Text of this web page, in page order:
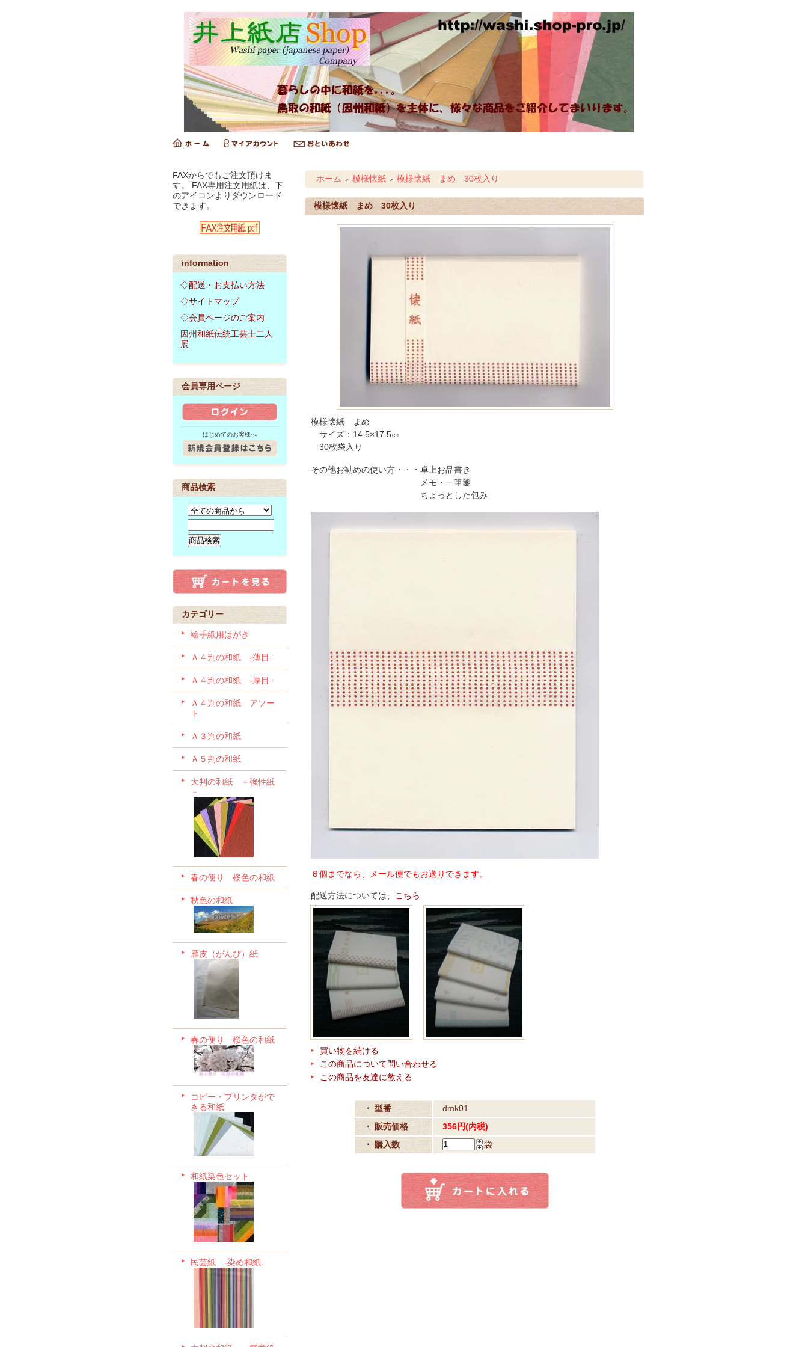
FAXからでもご注文頂けま
す。 FAX専用注文用紙は、下
のアイコンよりダウンロード
できます。
information
◇配送・お支払い方法
◇サイトマップ
◇会員ページのご案内
因州和紙伝統工芸士二人
展
会員専用ページ
はじめてのお客様へ
商品検索
カテゴリー
絵手紙用はがき
Ａ４判の和紙 -薄目-
Ａ４判の和紙 -厚目-
Ａ４判の和紙 アソー
ト
Ａ３判の和紙
Ａ５判の和紙
大判の和紙 －強性紙
－
春の便り 桜色の和紙
秋色の和紙
雁皮（がんぴ）紙
春の便り 桜色の和紙
コピー・プリンタがで
きる和紙
和紙染色セット
民芸紙 -染め和紙-
ホーム ＞ 模様懐紙 ＞ 模様懐紙 まめ 30枚入り
模様懐紙 まめ 30枚入り
模様懐紙 まめ
サイズ：14.5×17.5㎝
30枚袋入り
その他お勧めの使い方・・・卓上お品書き
メモ・一筆箋
ちょっとした包み
６個までなら、メール便でもお送りできます。
配送方法については、 こちら
買い物を続ける
この商品について問い合わせる
この商品を友達に教える
・ 型番
dmk01
・ 販売価格
356円(内税)
・ 購入数
袋